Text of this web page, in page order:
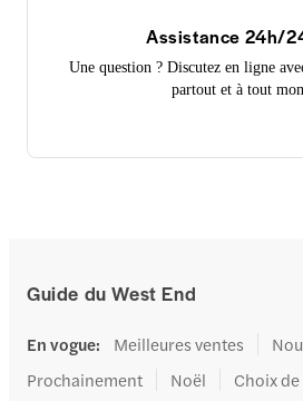
Assistance 24h/
Une question ? Discutez en ligne
partout et à tout
Guide du West End
En vogue: Meilleures ventes
Prochainement
Noël Choix